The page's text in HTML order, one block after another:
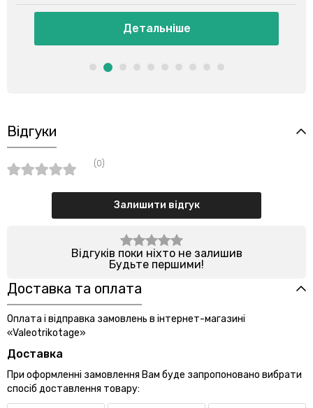
Відгуки
(0)
Залишити відгук
Відгуків поки ніхто не залишив
Будьте першими!
Доставка та оплата
Оплата і відправка замовлень в інтернет-магазині
«Valeotrikotage»
Доставка
При оформленні замовлення Вам буде запропоновано вибрати
спосіб доставлення товару: